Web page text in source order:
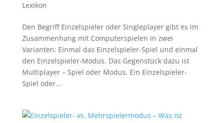
Lexikon
Den Begriff Einzelspieler oder Singleplayer gibt es im
Zusammenhang mit Computerspielen in zwei
Varianten: Einmal das Einzelspieler-Spiel und einmal
den Einzelspieler-Modus. Das Gegenstück dazu ist
Multiplayer – Spiel oder Modus. Ein Einzelspieler-
Spiel oder...